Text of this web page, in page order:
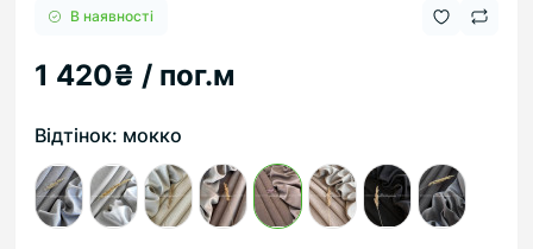
В наявності
1 420₴ / пог.м
Відтінок: мокко